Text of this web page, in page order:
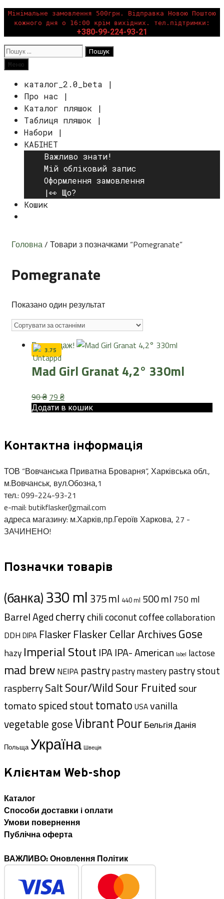
Перейти
вмісту
Мінімальне замовлення 500грн. Відправка Новою Поштою
кожного дня о 16:00 крім вихідних. тел.підтримки:
+380-99-224-93-21
Пошук:
Пошук
Меню
каталог_2.0_beta |
Про нас |
Каталог пляшок |
Таблиця пляшок |
Набори |
КАБІНЕТ
Важливо знати!
Мій обліковий запис
Оформлення замовлення
|👀 Що?
Кошик
Головна/ Товари з позначками “Pomegranate”
Pomegranate
Показано один результат
Розпродаж!
3.75
Mad Girl Granat 4,2° 330ml
90₴ Оригінальна
ціна:
79 ₴Поточна
ціна:
Додати в кошик
Контактна інформація
ТОВ “Вовчанська Приватна Броварня”, Харківська обл.,
м.Вовчанськ, вул.Обозна,1
тел.: 099-224-93-21
e-mail: butikflasker()gmail.com
адреса магазину: м.Харків,пр.Героїв Харкова, 27 -
ЗАЧИНЕНО!
Позначки товарів
(банка)330 ml 375 ml 440 ml 500 ml 750 ml
Barrel Agedcherrychilicoconutcoffeecollaboration
DDH DIPA FlaskerFlasker Cellar ArchivesGose
hazy Imperial Stout IPA IPA- American label lactose
mad brew NEIPA pastrypastry masterypastry stout
raspberrySaltSour/Wild Sour Fruited sour
tomatospicedstouttomato USAvanilla
vegetable goseVibrant PourБельгіяДанія
Польща Україна Швеція
Клієнтам Web-shop
Каталог
Способи доставки i оплати
Умови повернення
Публічна оферта
ВАЖЛИВО: Оновлення Політик